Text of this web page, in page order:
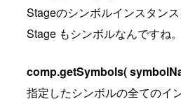
Stageのシンボルインスタン
Stage もシンボルなんですね。
comp.getSymbols(
指定したシンボルの全てのイ